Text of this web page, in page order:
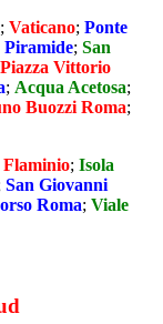
; Vaticano; Ponte
Piramide; San
Piazza Vittorio
; Acqua Acetosa;
Buozzi Roma;
Flaminio; Isola
San Giovanni
Roma; Viale